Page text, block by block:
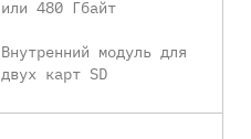
или 480 Гбайт
Внутренний модуль для
двух карт SD